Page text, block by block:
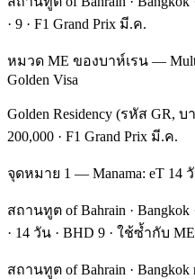
· 9 · F1 Grand Prix มี.ค.
หมวด ME ของบาห์เรน — Multi-
Golden Visa
Golden Residency (รหัส GR, บ
200,000 · F1 Grand Prix มี.ค.
จุดหมาย 1 — Manama: eT 14
สถานทูต of Bahrain · Bangkok
· 14 วัน · BHD 9 · ใช้ซ้ำกับ
สถานทูต of Bahrain · Bangkok